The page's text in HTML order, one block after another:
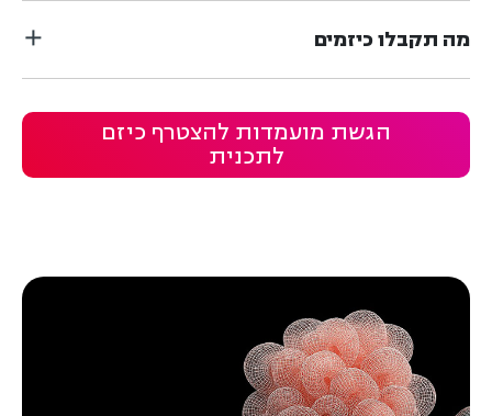
מה תקבלו כיזמים
הגשת מועמדות להצטרף כיזם
לתכנית